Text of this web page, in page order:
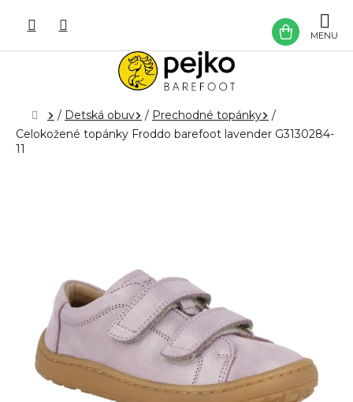
obsah
Domov
/ Detská obuv / Prechodné topánky
/
Celokožené topánky Froddo barefoot lavender G3130284-
11